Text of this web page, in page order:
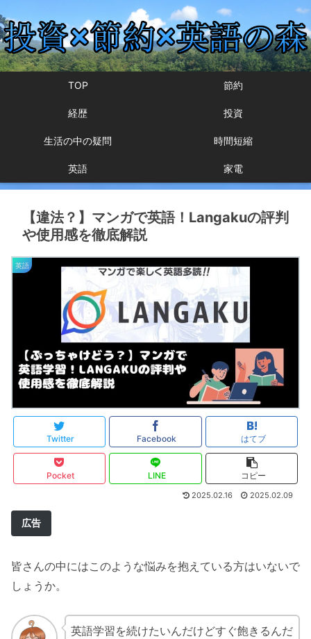
TOP 節約
経歴 投資
生活の中の疑問 時間短縮
英語 家電
【違法？】マンガで英語！Langakuの評判
や使用感を徹底解説
英語
Twitter Facebook はてブ
Pocket LINE コピー
2025.02.16 2025.02.09
広告
皆さんの中にはこのような悩みを抱えている方はいないで
しょうか。
英語学習を続けたいんだけどすぐ飽きるんだ